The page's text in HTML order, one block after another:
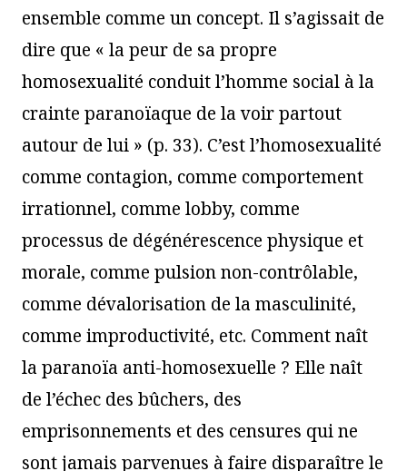
ensemble comme un concept. Il s’agissait de
dire que « la peur de sa propre
homosexualité conduit l’homme social à la
crainte paranoïaque de la voir partout
autour de lui » (p. 33). C’est l’homosexualité
comme contagion, comme comportement
irrationnel, comme lobby, comme
processus de dégénérescence physique et
morale, comme pulsion non-contrôlable,
comme dévalorisation de la masculinité,
comme improductivité, etc. Comment naît
la paranoïa anti-homosexuelle ? Elle naît
de l’échec des bûchers, des
emprisonnements et des censures qui ne
sont jamais parvenues à faire disparaître le